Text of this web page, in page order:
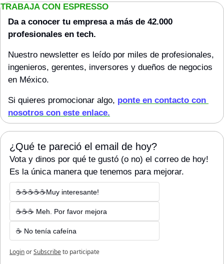
TRABAJA CON ESPRESSO
Da a conocer tu empresa a más de 42.000
profesionales en tech.
Nuestro newsletter es leído por miles de profesionales,
ingenieros, gerentes, inversores y dueños de negocios
en México.
Si quieres promocionar algo, ponte en contacto con
nosotros con este enlace.
¿Qué te pareció el email de hoy?
Vota y dinos por qué te gustó (o no) el correo de hoy!
Es la única manera que tenemos para mejorar.
☕☕☕☕☕Muy interesante!
☕☕☕ Meh. Por favor mejora
☕ No tenía cafeína
LoginorSubscribeto participate